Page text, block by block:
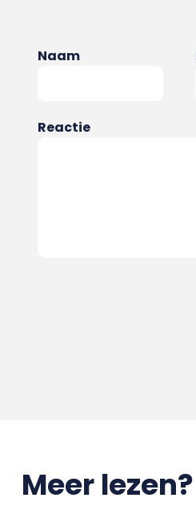
Naam
Reactie
Meer lezen?